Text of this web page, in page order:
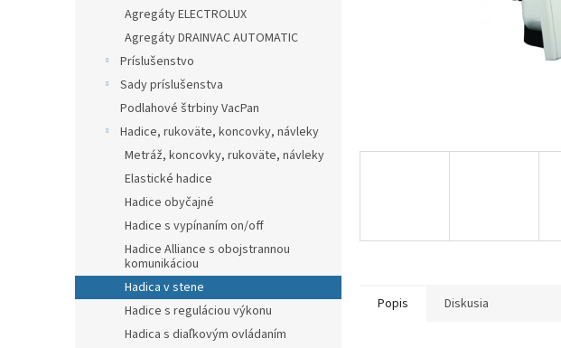
Agregáty ELECTROLUX
Agregáty DRAINVAC AUTOMATIC
Príslušenstvo
Sady príslušenstva
Podlahové štrbiny VacPan
Hadice, rukoväte, koncovky, návleky
Metráž, koncovky, rukoväte, návleky
Elastické hadice
Hadice obyčajné
Hadice s vypínaním on/off
Hadice Alliance s obojstrannou
komunikáciou
Hadica v stene
Hadice s reguláciou výkonu
Hadica s diaľkovým ovládaním
Popis Diskusia